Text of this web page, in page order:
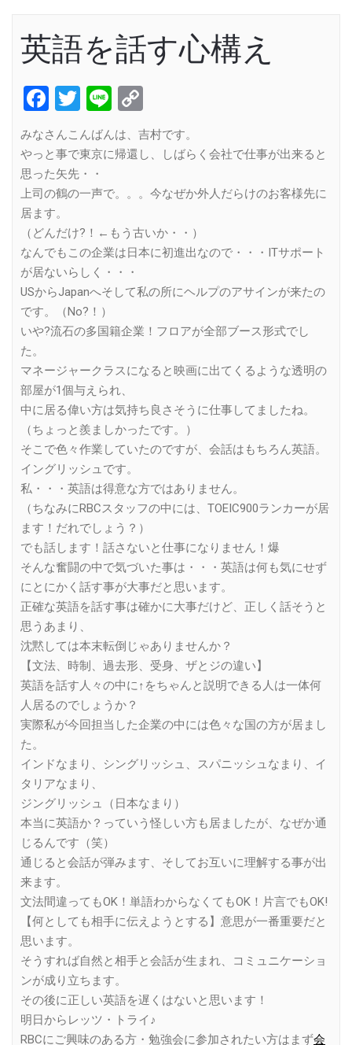
英語を話す心構え
Facebook
Twitter
Line
Link
みなさんこんばんは、吉村です。
やっと事で東京に帰還し、しばらく会社で仕事が出来ると
思った矢先・・
上司の鶴の一声で。。。今なぜか外人だらけのお客様先に
居ます。
（どんだけ?！←もう古いか・・）
なんでもこの企業は日本に初進出なので・・・ITサポート
が居ないらしく・・・
USからJapanへそして私の所にヘルプのアサインが来たの
です。（No?！）
いや?流石の多国籍企業！フロアが全部ブース形式でし
た。
マネージャークラスになると映画に出てくるような透明の
部屋が1個与えられ、
中に居る偉い方は気持ち良さそうに仕事してましたね。
（ちょっと羨ましかったです。）
そこで色々作業していたのですが、会話はもちろん英語。
イングリッシュです。
私・・・英語は得意な方ではありません。
（ちなみにRBCスタッフの中には、TOEIC900ランカーが居
ます！だれでしょう？）
でも話します！話さないと仕事になりません！爆
そんな奮闘の中で気づいた事は・・・英語は何も気にせず
にとにかく話す事が大事だと思います。
正確な英語を話す事は確かに大事だけど、正しく話そうと
思うあまり、
沈黙しては本末転倒じゃありませんか？
【文法、時制、過去形、受身、ザとジの違い】
英語を話す人々の中に↑をちゃんと説明できる人は一体何
人居るのでしょうか？
実際私が今回担当した企業の中には色々な国の方が居まし
た。
インドなまり、シングリッシュ、スパニッシュなまり、イ
タリアなまり、
ジングリッシュ（日本なまり）
本当に英語か？っていう怪しい方も居ましたが、なぜか通
じるんです（笑）
通じると会話が弾みます、そしてお互いに理解する事が出
来ます。
文法間違ってもOK！単語わからなくてもOK！片言でもOK!
【何としても相手に伝えようとする】意思が一番重要だと
思います。
そうすれば自然と相手と会話が生まれ、コミュニケーショ
ンが成り立ちます。
その後に正しい英語を遅くはないと思います！
明日からレッツ・トライ♪
RBCにご興味のある方・勉強会に参加されたい方はまず会